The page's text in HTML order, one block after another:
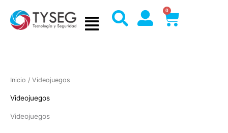
contenido
0
Cart
Inicio / Videojuegos
Videojuegos
Videojuegos